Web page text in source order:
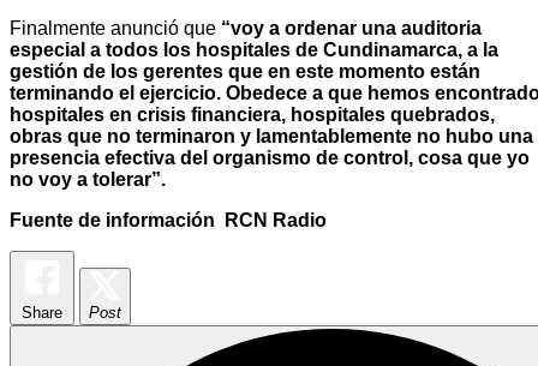
Finalmente anunció que “voy a ordenar una auditoria
especial a todos los hospitales de Cundinamarca, a la
gestión de los gerentes que en este momento están
terminando el ejercicio. Obedece a que hemos
hospitales en crisis financiera, hospitales quebrados,
obras que no terminaron y lamentablemente no hubo una
presencia efectiva del organismo de control, cosa que yo
no voy a tolerar”.
Fuente de información RCN Radio
Share Post